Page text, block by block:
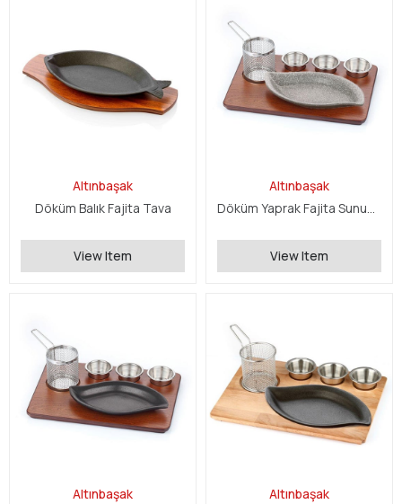
Altınbaşak
Döküm Balık Fajita Tava
View Item
Altınbaşak
Döküm Yaprak Fajita Sunum Seti
View Item
Altınbaşak
Altınbaşak